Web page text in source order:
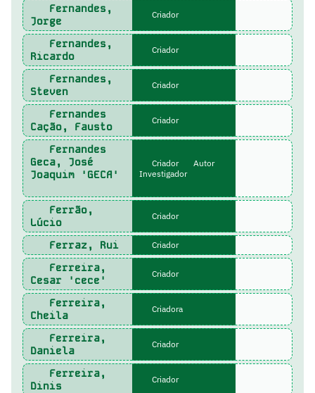
Fernandes,
Jorge
Criador
Fernandes,
Ricardo
Criador
Fernandes,
Steven
Criador
Fernandes
Cação, Fausto
Criador
Fernandes
Geca, José
Joaquim 'GECA'
Criador
Autor
Investigador
Ferrão,
Lúcio
Criador
Ferraz, Rui Criador
Ferreira,
Cesar 'cece'
Criador
Ferreira,
Cheila
Criadora
Ferreira,
Daniela
Criador
Ferreira,
Dinis
Criador